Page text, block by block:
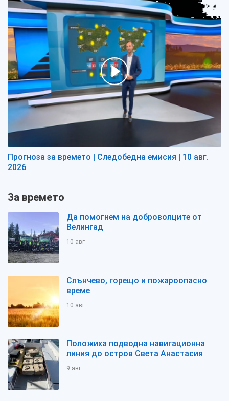
Прогноза за времето | Следобедна емисия | 10 авг.
2026
За времето
Да помогнем на доброволците от
Велингад
10 авг
Слънчево, горещо и пожароопасно
време
10 авг
Положиха подводна навигационна
линия до остров Света Анастасия
9 авг